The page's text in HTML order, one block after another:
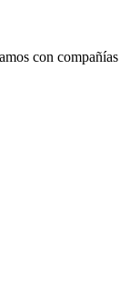
con compañías